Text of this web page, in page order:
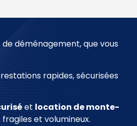
déménagement, que vous
rapides, sécurisées
et location de monte-
et volumineux.